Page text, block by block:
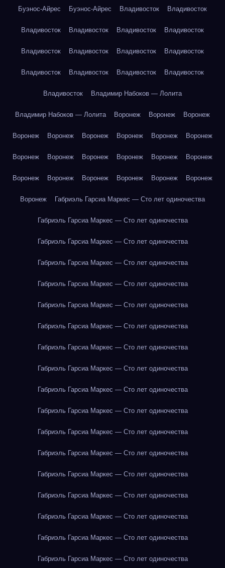
Буэнос-Айрес Буэнос-Айрес Владивосток Владивосток
Владивосток Владивосток Владивосток Владивосток
Владивосток Владивосток Владивосток Владивосток
Владивосток Владивосток Владивосток Владивосток
Владивосток Владимир Набоков — Лолита
Владимир Набоков — Лолита Воронеж Воронеж Воронеж
Воронеж Воронеж Воронеж Воронеж Воронеж Воронеж
Воронеж Воронеж Воронеж Воронеж Воронеж Воронеж
Воронеж Воронеж Воронеж Воронеж Воронеж Воронеж
Воронеж Габриэль Гарсиа Маркес — Сто лет одиночества
Габриэль Гарсиа Маркес — Сто лет одиночества
Габриэль Гарсиа Маркес — Сто лет одиночества
Габриэль Гарсиа Маркес — Сто лет одиночества
Габриэль Гарсиа Маркес — Сто лет одиночества
Габриэль Гарсиа Маркес — Сто лет одиночества
Габриэль Гарсиа Маркес — Сто лет одиночества
Габриэль Гарсиа Маркес — Сто лет одиночества
Габриэль Гарсиа Маркес — Сто лет одиночества
Габриэль Гарсиа Маркес — Сто лет одиночества
Габриэль Гарсиа Маркес — Сто лет одиночества
Габриэль Гарсиа Маркес — Сто лет одиночества
Габриэль Гарсиа Маркес — Сто лет одиночества
Габриэль Гарсиа Маркес — Сто лет одиночества
Габриэль Гарсиа Маркес — Сто лет одиночества
Габриэль Гарсиа Маркес — Сто лет одиночества
Габриэль Гарсиа Маркес — Сто лет одиночества
Габриэль Гарсиа Маркес — Сто лет одиночества